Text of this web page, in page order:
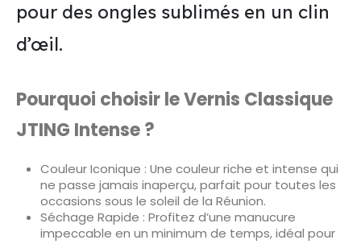
pour des ongles sublimés en un clin
d’œil.
Pourquoi choisir le Vernis Classique
JTING Intense ?
Couleur Iconique : Une couleur riche et intense qui
ne passe jamais inaperçu, parfait pour toutes les
occasions sous le soleil de la Réunion.
Séchage Rapide : Profitez d’une manucure
impeccable en un minimum de temps, idéal pour